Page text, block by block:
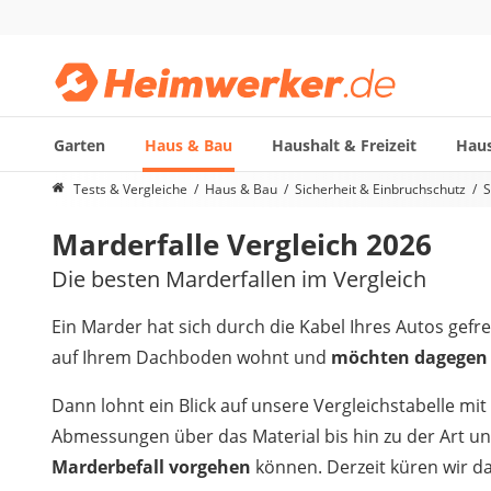
Garten Haus & Bau Haushalt & Freizeit
Die beliebtesten Vergleiche nach Kategorie
Außenleuchte mit Kamera
Ozongenerator
Powerbank
Smart-Home-Rauchmelder
Schlüsseltresor
Regendusche
Reizstromgerät
Infrarot-Thermometer
Tests & Vergleiche Haus & Bau Sicherheit & Einbruchschutz
Marderfalle Vergleich 2026
Die besten Marderfallen im Vergleich
Ein Marder hat sich durch die Kabel Ihres Autos
auf Ihrem Dachboden wohnt und möchten
Dann lohnt ein Blick auf unsere Vergleichstabelle
Abmessungen über das Material bis hin zu der Art
Marderbefall vorgehen können. Derzeit küren wir